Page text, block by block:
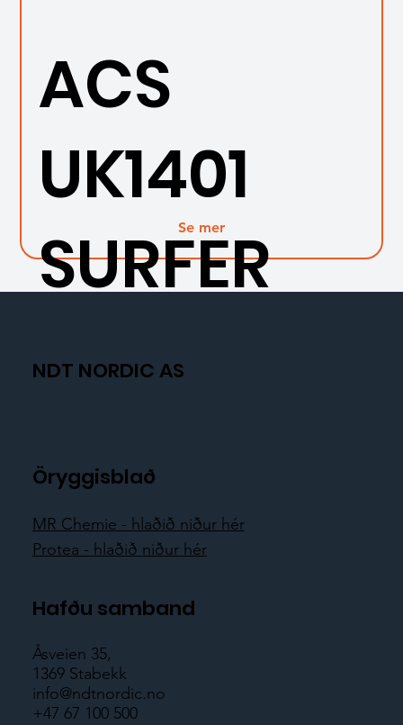
ACS
UK1401
SURFER
Se mer
NDT NORDIC AS
Öryggisblað
MR Chemie - hlaðið niður hér
Protea - hlaðið niður hér
Hafðu samband
Åsveien 35,
1369 Stabekk
info@ndtnordic.no
+47 67 100 500